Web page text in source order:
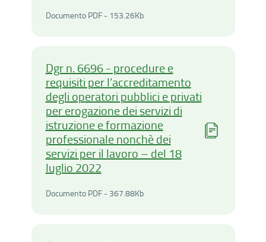
Documento PDF - 153.26KbDocumento PDF -
Dgr n. 6696 - procedure e
requisiti per l’accreditamento
degli operatori pubblici e privati
per erogazione dei servizi di
istruzione e formazione
professionale nonchè dei
servizi per il lavoro – del 18
luglio 2022
Documento PDF - 367.88KbDocumento PDF -